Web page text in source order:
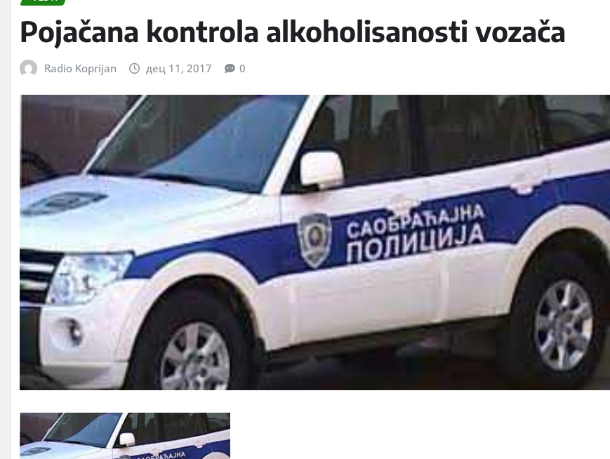
Pojačana kontrola alkoholisanosti vozača
Radio Koprijan дец 11, 2017 0